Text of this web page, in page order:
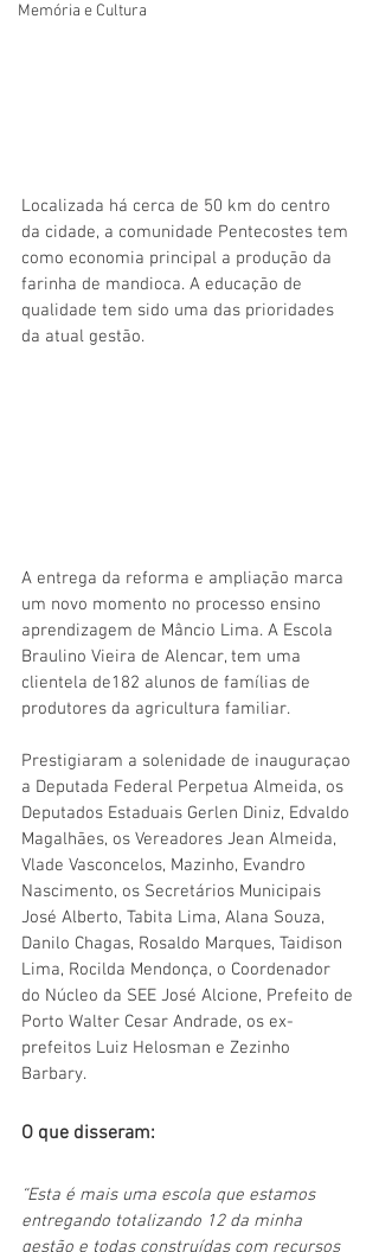
Memória e Cultura
Localizada há cerca de 50 km do centro
da cidade, a comunidade Pentecostes tem
como economia principal a produção da
farinha de mandioca. A educação de
qualidade tem sido uma das prioridades
da atual gestão.
A entrega da reforma e ampliação marca
um novo momento no processo ensino
aprendizagem de Mâncio Lima. A Escola
Braulino Vieira de Alencar, tem uma
clientela de182 alunos de famílias de
produtores da agricultura familiar.
Prestigiaram a solenidade de inauguraçao
a Deputada Federal Perpetua Almeida, os
Deputados Estaduais Gerlen Diniz, Edvaldo
Magalhães, os Vereadores Jean Almeida,
Vlade Vasconcelos, Mazinho, Evandro
Nascimento, os Secretários Municipais
José Alberto, Tabita Lima, Alana Souza,
Danilo Chagas, Rosaldo Marques, Taidison
Lima, Rocilda Mendonça, o Coordenador
do Núcleo da SEE José Alcione, Prefeito de
Porto Walter Cesar Andrade, os ex-
prefeitos Luiz Helosman e Zezinho
Barbary.
O que disseram:
“Esta é mais uma escola que estamos
entregando totalizando 12 da minha
gestão e todas construídas com recursos